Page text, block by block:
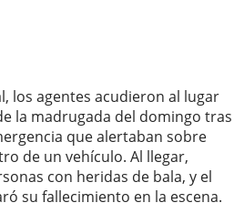
los agentes acudieron al lugar
la madrugada del domingo tras
que alertaban sobre
de un vehículo. Al llegar,
con heridas de bala, y el
su fallecimiento en la escena.